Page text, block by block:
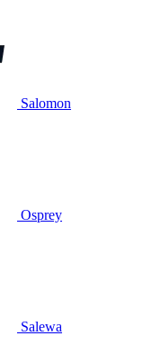
Salomon
Osprey
Salewa